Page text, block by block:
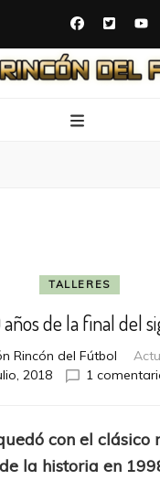
TALLERES
de la final del
Rincón del Fútbol
2018
1
con el clásico
la historia en